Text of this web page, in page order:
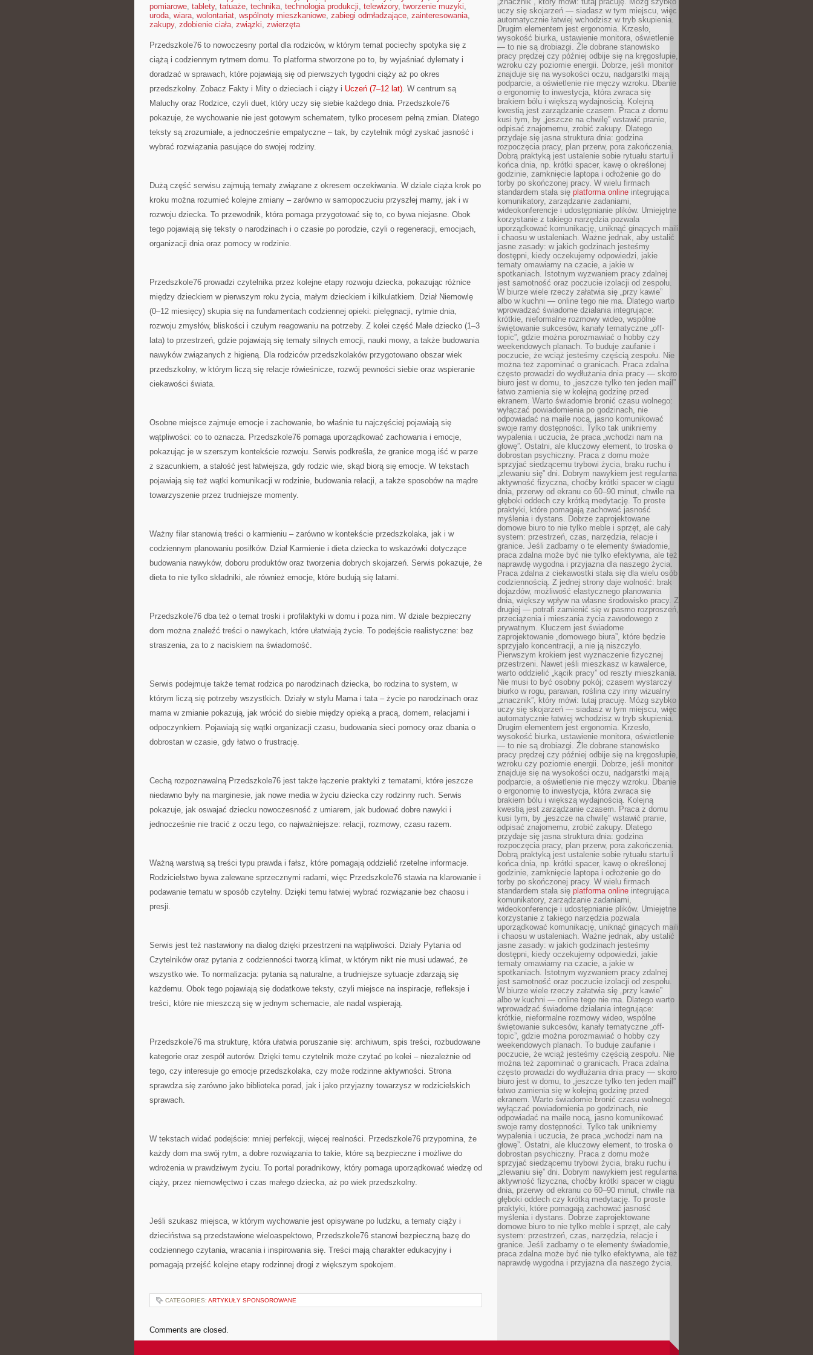
pomiarowe, tablety, tatuaże, technika, technologia produkcji, telewizory, tworzenie muzyki,
uroda, wiara, wolontariat, wspólnoty mieszkaniowe, zabiegi odmładzające, zainteresowania,
zakupy, zdobienie ciała, związki, zwierzęta
Przedszkole76 to nowoczesny portal dla rodziców, w którym temat pociechy spotyka się z
ciążą i codziennym rytmem domu. To platforma stworzone po to, by wyjaśniać dylematy i
doradzać w sprawach, które pojawiają się od pierwszych tygodni ciąży aż po okres
przedszkolny. Zobacz Fakty i Mity o dzieciach i ciąży i Uczeń (7–12 lat). W centrum są
Maluchy oraz Rodzice, czyli duet, który uczy się siebie każdego dnia. Przedszkole76
pokazuje, że wychowanie nie jest gotowym schematem, tylko procesem pełną zmian. Dlatego
teksty są zrozumiałe, a jednocześnie empatyczne – tak, by czytelnik mógł zyskać jasność i
wybrać rozwiązania pasujące do swojej rodziny.
Dużą część serwisu zajmują tematy związane z okresem oczekiwania. W dziale ciąża krok po
kroku można rozumieć kolejne zmiany – zarówno w samopoczuciu przyszłej mamy, jak i w
rozwoju dziecka. To przewodnik, która pomaga przygotować się to, co bywa niejasne. Obok
tego pojawiają się teksty o narodzinach i o czasie po porodzie, czyli o regeneracji, emocjach,
organizacji dnia oraz pomocy w rodzinie.
Przedszkole76 prowadzi czytelnika przez kolejne etapy rozwoju dziecka, pokazując różnice
między dzieckiem w pierwszym roku życia, małym dzieckiem i kilkulatkiem. Dział Niemowlę
(0–12 miesięcy) skupia się na fundamentach codziennej opieki: pielęgnacji, rytmie dnia,
rozwoju zmysłów, bliskości i czułym reagowaniu na potrzeby. Z kolei część Małe dziecko (1–3
lata) to przestrzeń, gdzie pojawiają się tematy silnych emocji, nauki mowy, a także budowania
nawyków związanych z higieną. Dla rodziców przedszkolaków przygotowano obszar wiek
przedszkolny, w którym liczą się relacje rówieśnicze, rozwój pewności siebie oraz wspieranie
ciekawości świata.
Osobne miejsce zajmuje emocje i zachowanie, bo właśnie tu najczęściej pojawiają się
wątpliwości: co to oznacza. Przedszkole76 pomaga uporządkować zachowania i emocje,
pokazując je w szerszym kontekście rozwoju. Serwis podkreśla, że granice mogą iść w parze
z szacunkiem, a stałość jest łatwiejsza, gdy rodzic wie, skąd biorą się emocje. W tekstach
pojawiają się też wątki komunikacji w rodzinie, budowania relacji, a także sposobów na mądre
towarzyszenie przez trudniejsze momenty.
Ważny filar stanowią treści o karmieniu – zarówno w kontekście przedszkolaka, jak i w
codziennym planowaniu posiłków. Dział Karmienie i dieta dziecka to wskazówki dotyczące
budowania nawyków, doboru produktów oraz tworzenia dobrych skojarzeń. Serwis pokazuje, że
dieta to nie tylko składniki, ale również emocje, które budują się latami.
Przedszkole76 dba też o temat troski i profilaktyki w domu i poza nim. W dziale bezpieczny
dom można znaleźć treści o nawykach, które ułatwiają życie. To podejście realistyczne: bez
straszenia, za to z naciskiem na świadomość.
Serwis podejmuje także temat rodzica po narodzinach dziecka, bo rodzina to system, w
którym liczą się potrzeby wszystkich. Działy w stylu Mama i tata – życie po narodzinach oraz
mama w zmianie pokazują, jak wrócić do siebie między opieką a pracą, domem, relacjami i
odpoczynkiem. Pojawiają się wątki organizacji czasu, budowania sieci pomocy oraz dbania o
dobrostan w czasie, gdy łatwo o frustrację.
Cechą rozpoznawalną Przedszkole76 jest także łączenie praktyki z tematami, które jeszcze
niedawno były na marginesie, jak nowe media w życiu dziecka czy rodzinny ruch. Serwis
pokazuje, jak oswajać dziecku nowoczesność z umiarem, jak budować dobre nawyki i
jednocześnie nie tracić z oczu tego, co najważniejsze: relacji, rozmowy, czasu razem.
Ważną warstwą są treści typu prawda i fałsz, które pomagają oddzielić rzetelne informacje.
Rodzicielstwo bywa zalewane sprzecznymi radami, więc Przedszkole76 stawia na klarowanie i
podawanie tematu w sposób czytelny. Dzięki temu łatwiej wybrać rozwiązanie bez chaosu i
presji.
Serwis jest też nastawiony na dialog dzięki przestrzeni na wątpliwości. Działy Pytania od
Czytelników oraz pytania z codzienności tworzą klimat, w którym nikt nie musi udawać, że
wszystko wie. To normalizacja: pytania są naturalne, a trudniejsze sytuacje zdarzają się
każdemu. Obok tego pojawiają się dodatkowe teksty, czyli miejsce na inspiracje, refleksje i
treści, które nie mieszczą się w jednym schemacie, ale nadal wspierają.
Przedszkole76 ma strukturę, która ułatwia poruszanie się: archiwum, spis treści, rozbudowane
kategorie oraz zespół autorów. Dzięki temu czytelnik może czytać po kolei – niezależnie od
tego, czy interesuje go emocje przedszkolaka, czy może rodzinne aktywności. Strona
sprawdza się zarówno jako biblioteka porad, jak i jako przyjazny towarzysz w rodzicielskich
sprawach.
W tekstach widać podejście: mniej perfekcji, więcej realności. Przedszkole76 przypomina, że
każdy dom ma swój rytm, a dobre rozwiązania to takie, które są bezpieczne i możliwe do
wdrożenia w prawdziwym życiu. To portal poradnikowy, który pomaga uporządkować wiedzę od
ciąży, przez niemowlęctwo i czas małego dziecka, aż po wiek przedszkolny.
Jeśli szukasz miejsca, w którym wychowanie jest opisywane po ludzku, a tematy ciąży i
dzieciństwa są przedstawione wieloaspektowo, Przedszkole76 stanowi bezpieczną bazę do
codziennego czytania, wracania i inspirowania się. Treści mają charakter edukacyjny i
pomagają przejść kolejne etapy rodzinnej drogi z większym spokojem.
CATEGORIES: ARTYKUŁY SPONSOROWANE
Comments are closed.
uczy się skojarzeń — siadasz w tym miejscu, więc
automatycznie łatwiej wchodzisz w tryb skupienia.
Drugim elementem jest ergonomia. Krzesło,
wysokość biurka, ustawienie monitora, oświetlenie
— to nie są drobiazgi. Źle dobrane stanowisko
pracy prędzej czy później odbije się na kręgosłupie,
wzroku czy poziomie energii. Dobrze, jeśli monitor
znajduje się na wysokości oczu, nadgarstki mają
podparcie, a oświetlenie nie męczy wzroku. Dbanie
o ergonomię to inwestycja, która zwraca się
brakiem bólu i większą wydajnością. Kolejną
kwestią jest zarządzanie czasem. Praca z domu
kusi tym, by „jeszcze na chwilę” wstawić pranie,
odpisać znajomemu, zrobić zakupy. Dlatego
przydaje się jasna struktura dnia: godzina
rozpoczęcia pracy, plan przerw, pora zakończenia.
Dobrą praktyką jest ustalenie sobie rytuału startu i
końca dnia, np. krótki spacer, kawę o określonej
godzinie, zamknięcie laptopa i odłożenie go do
torby po skończonej pracy. W wielu firmach
standardem stała się platforma online integrująca
komunikatory, zarządzanie zadaniami,
wideokonferencje i udostępnianie plików. Umiejętne
korzystanie z takiego narzędzia pozwala
uporządkować komunikację, uniknąć ginących maili
i chaosu w ustaleniach. Ważne jednak, aby ustalić
jasne zasady: w jakich godzinach jesteśmy
dostępni, kiedy oczekujemy odpowiedzi, jakie
tematy omawiamy na czacie, a jakie w
spotkaniach. Istotnym wyzwaniem pracy zdalnej
jest samotność oraz poczucie izolacji od zespołu.
W biurze wiele rzeczy załatwia się „przy kawie”
albo w kuchni — online tego nie ma. Dlatego warto
wprowadzać świadome działania integrujące:
krótkie, nieformalne rozmowy wideo, wspólne
świętowanie sukcesów, kanały tematyczne „off-
topic”, gdzie można porozmawiać o hobby czy
weekendowych planach. To buduje zaufanie i
poczucie, że wciąż jesteśmy częścią zespołu. Nie
można też zapominać o granicach. Praca zdalna
często prowadzi do wydłużania dnia pracy — skoro
biuro jest w domu, to „jeszcze tylko ten jeden mail”
łatwo zamienia się w kolejną godzinę przed
ekranem. Warto świadomie bronić czasu wolnego:
wyłączać powiadomienia po godzinach, nie
odpowiadać na maile nocą, jasno komunikować
swoje ramy dostępności. Tylko tak unikniemy
wypalenia i uczucia, że praca „wchodzi nam na
głowę”. Ostatni, ale kluczowy element, to troska o
dobrostan psychiczny. Praca z domu może
sprzyjać siedzącemu trybowi życia, braku ruchu i
„zlewaniu się” dni. Dobrym nawykiem jest regularna
aktywność fizyczna, choćby krótki spacer w ciągu
dnia, przerwy od ekranu co 60–90 minut, chwile na
głęboki oddech czy krótką medytację. To proste
praktyki, które pomagają zachować jasność
myślenia i dystans. Dobrze zaprojektowane
domowe biuro to nie tylko meble i sprzęt, ale cały
system: przestrzeń, czas, narzędzia, relacje i
granice. Jeśli zadbamy o te elementy świadomie,
praca zdalna może być nie tylko efektywna, ale też
naprawdę wygodna i przyjazna dla naszego życia.
Praca zdalna z ciekawostki stała się dla wielu osób
codziennością. Z jednej strony daje wolność: brak
dojazdów, możliwość elastycznego planowania
dnia, większy wpływ na własne środowisko pracy. Z
drugiej — potrafi zamienić się w pasmo rozproszeń,
przeciążenia i mieszania życia zawodowego z
prywatnym. Kluczem jest świadome
zaprojektowanie „domowego biura”, które będzie
sprzyjało koncentracji, a nie ją niszczyło.
Pierwszym krokiem jest wyznaczenie fizycznej
przestrzeni. Nawet jeśli mieszkasz w kawalerce,
warto oddzielić „kącik pracy” od reszty mieszkania.
Nie musi to być osobny pokój; czasem wystarczy
biurko w rogu, parawan, roślina czy inny wizualny
„znacznik”, który mówi: tutaj pracuję. Mózg szybko
uczy się skojarzeń — siadasz w tym miejscu, więc
automatycznie łatwiej wchodzisz w tryb skupienia.
Drugim elementem jest ergonomia. Krzesło,
wysokość biurka, ustawienie monitora, oświetlenie
— to nie są drobiazgi. Źle dobrane stanowisko
pracy prędzej czy później odbije się na kręgosłupie,
wzroku czy poziomie energii. Dobrze, jeśli monitor
znajduje się na wysokości oczu, nadgarstki mają
podparcie, a oświetlenie nie męczy wzroku. Dbanie
o ergonomię to inwestycja, która zwraca się
brakiem bólu i większą wydajnością. Kolejną
kwestią jest zarządzanie czasem. Praca z domu
kusi tym, by „jeszcze na chwilę” wstawić pranie,
odpisać znajomemu, zrobić zakupy. Dlatego
przydaje się jasna struktura dnia: godzina
rozpoczęcia pracy, plan przerw, pora zakończenia.
Dobrą praktyką jest ustalenie sobie rytuału startu i
końca dnia, np. krótki spacer, kawę o określonej
godzinie, zamknięcie laptopa i odłożenie go do
torby po skończonej pracy. W wielu firmach
standardem stała się platforma online integrująca
komunikatory, zarządzanie zadaniami,
wideokonferencje i udostępnianie plików. Umiejętne
korzystanie z takiego narzędzia pozwala
uporządkować komunikację, uniknąć ginących maili
i chaosu w ustaleniach. Ważne jednak, aby ustalić
jasne zasady: w jakich godzinach jesteśmy
dostępni, kiedy oczekujemy odpowiedzi, jakie
tematy omawiamy na czacie, a jakie w
spotkaniach. Istotnym wyzwaniem pracy zdalnej
jest samotność oraz poczucie izolacji od zespołu.
W biurze wiele rzeczy załatwia się „przy kawie”
albo w kuchni — online tego nie ma. Dlatego warto
wprowadzać świadome działania integrujące:
krótkie, nieformalne rozmowy wideo, wspólne
świętowanie sukcesów, kanały tematyczne „off-
topic”, gdzie można porozmawiać o hobby czy
weekendowych planach. To buduje zaufanie i
poczucie, że wciąż jesteśmy częścią zespołu. Nie
można też zapominać o granicach. Praca zdalna
często prowadzi do wydłużania dnia pracy — skoro
biuro jest w domu, to „jeszcze tylko ten jeden mail”
łatwo zamienia się w kolejną godzinę przed
ekranem. Warto świadomie bronić czasu wolnego:
wyłączać powiadomienia po godzinach, nie
odpowiadać na maile nocą, jasno komunikować
swoje ramy dostępności. Tylko tak unikniemy
wypalenia i uczucia, że praca „wchodzi nam na
głowę”. Ostatni, ale kluczowy element, to troska o
dobrostan psychiczny. Praca z domu może
sprzyjać siedzącemu trybowi życia, braku ruchu i
„zlewaniu się” dni. Dobrym nawykiem jest regularna
aktywność fizyczna, choćby krótki spacer w ciągu
dnia, przerwy od ekranu co 60–90 minut, chwile na
głęboki oddech czy krótką medytację. To proste
praktyki, które pomagają zachować jasność
myślenia i dystans. Dobrze zaprojektowane
domowe biuro to nie tylko meble i sprzęt, ale cały
system: przestrzeń, czas, narzędzia, relacje i
granice. Jeśli zadbamy o te elementy świadomie,
praca zdalna może być nie tylko efektywna, ale też
naprawdę wygodna i przyjazna dla naszego życia.